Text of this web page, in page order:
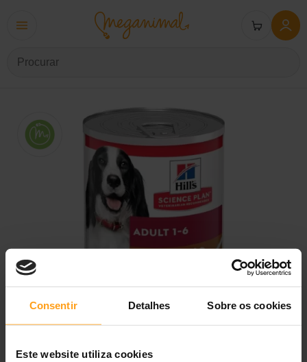
Consentir Detalhes Sobre os cookies
Este website utiliza cookies